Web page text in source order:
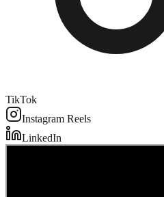
TikTok
Instagram Reels
LinkedIn